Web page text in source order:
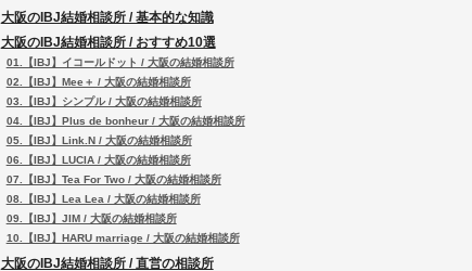
大阪のIBJ結婚相談所 / 基本的な知識
大阪のIBJ結婚相談所 / おすすめ10選
01.【IBJ】イコールドット / 大阪の結婚相談所
02.【IBJ】Mee＋ / 大阪の結婚相談所
03.【IBJ】シンプル / 大阪の結婚相談所
04.【IBJ】Plus de bonheur / 大阪の結婚相談所
05.【IBJ】Link.N / 大阪の結婚相談所
06.【IBJ】LUCIA / 大阪の結婚相談所
07.【IBJ】Tea For Two / 大阪の結婚相談所
08.【IBJ】Lea Lea / 大阪の結婚相談所
09.【IBJ】JIM / 大阪の結婚相談所
10.【IBJ】HARU marriage / 大阪の結婚相談所
大阪のIBJ結婚相談所 / 直営の相談所